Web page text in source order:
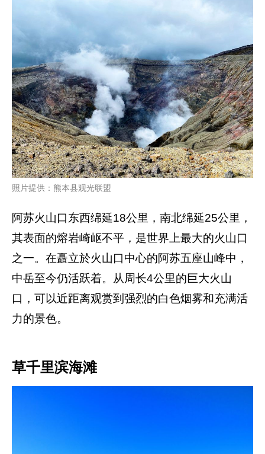
照片提供：熊本县观光联盟
阿苏火山口东西绵延18公里，南北绵延25公里，
其表面的熔岩崎岖不平，是世界上最大的火山口
之一。在矗立於火山口中心的阿苏五座山峰中，
中岳至今仍活跃着。从周长4公里的巨大火山
口，可以近距离观赏到强烈的白色烟雾和充满活
力的景色。
草千里滨海滩